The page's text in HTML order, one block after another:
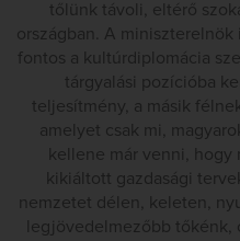
tőlünk távoli, eltérő
országban. A
fontos a kultúrdiplomácia
tárgyalási pozícióba
teljesítmény, a másik
amelyet csak mi,
kellene már venni, hogy
kikiáltott gazdasági
nemzetet délen, keleten,
legjövedelmezőbb tőkénk,